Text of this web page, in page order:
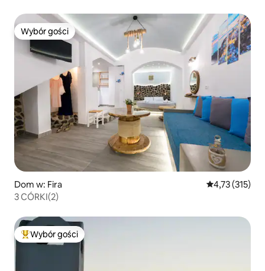
Wybór gości
Wybór gości
Dom w: Fira Średnia
4,73 (315)
3 CÓRKI(2)
Najpopularniejsze z kategorii Wybór gości
Wybór gości